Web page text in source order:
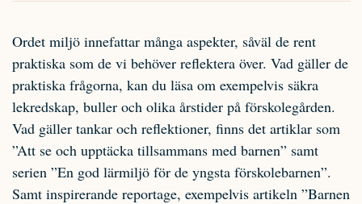
Ordet miljö innefattar många aspekter, såväl de rent
praktiska som de vi behöver reflektera över. Vad gäller de
praktiska frågorna, kan du läsa om exempelvis säkra
lekredskap, buller och olika årstider på förskolegården.
Vad gäller tankar och reflektioner, finns det artiklar som
”Att se och upptäcka tillsammans med barnen” samt
serien ”En god lärmiljö för de yngsta förskolebarnen”.
Samt inspirerande reportage, exempelvis artikeln ”Barnen